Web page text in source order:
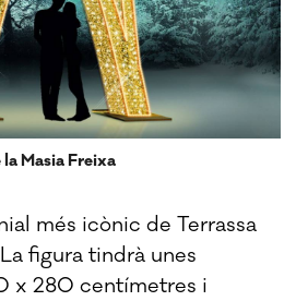
Masia Freixa
més icònic de Terrassa
figura tindrà unes
x 280 centímetres i